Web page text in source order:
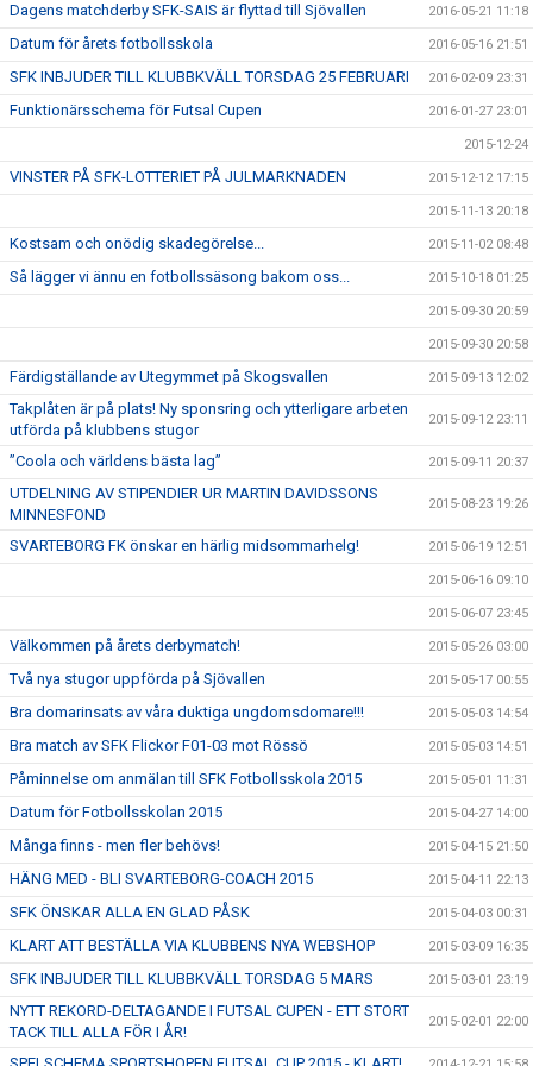
Dagens matchderby SFK-SAIS är flyttad till Sjövallen 2016-05-21 11:18
Datum för årets fotbollsskola 2016-05-16 21:51
SFK INBJUDER TILL KLUBBKVÄLL TORSDAG 25 FEBRUARI 2016-02-09 23:31
Funktionärsschema för Futsal Cupen 2016-01-27 23:01
2015-12-24
VINSTER PÅ SFK-LOTTERIET PÅ JULMARKNADEN 2015-12-12 17:15
2015-11-13 20:18
Kostsam och onödig skadegörelse... 2015-11-02 08:48
Så lägger vi ännu en fotbollssäsong bakom oss... 2015-10-18 01:25
2015-09-30 20:59
2015-09-30 20:58
Färdigställande av Utegymmet på Skogsvallen 2015-09-13 12:02
Takplåten är på plats! Ny sponsring och ytterligare arbeten
utförda på klubbens stugor
2015-09-12 23:11
”Coola och världens bästa lag” 2015-09-11 20:37
UTDELNING AV STIPENDIER UR MARTIN DAVIDSSONS
MINNESFOND
2015-08-23 19:26
SVARTEBORG FK önskar en härlig midsommarhelg! 2015-06-19 12:51
2015-06-16 09:10
2015-06-07 23:45
Välkommen på årets derbymatch! 2015-05-26 03:00
Två nya stugor uppförda på Sjövallen 2015-05-17 00:55
Bra domarinsats av våra duktiga ungdomsdomare!!! 2015-05-03 14:54
Bra match av SFK Flickor F01-03 mot Rössö 2015-05-03 14:51
Påminnelse om anmälan till SFK Fotbollsskola 2015 2015-05-01 11:31
Datum för Fotbollsskolan 2015 2015-04-27 14:00
Många finns - men fler behövs! 2015-04-15 21:50
HÄNG MED - BLI SVARTEBORG-COACH 2015 2015-04-11 22:13
SFK ÖNSKAR ALLA EN GLAD PÅSK 2015-04-03 00:31
KLART ATT BESTÄLLA VIA KLUBBENS NYA WEBSHOP 2015-03-09 16:35
SFK INBJUDER TILL KLUBBKVÄLL TORSDAG 5 MARS 2015-03-01 23:19
NYTT REKORD-DELTAGANDE I FUTSAL CUPEN - ETT STORT
TACK TILL ALLA FÖR I ÅR!
2015-02-01 22:00